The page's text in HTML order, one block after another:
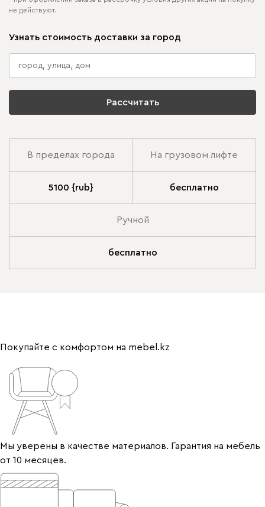
не действуют.
Узнать стоимость доставки за город
Рассчитать
В пределах города На грузовом лифте
5100 {rub} бесплатно
Ручной
бесплатно
Покупайте с комфортом на mebel.kz
Мы уверены в качестве материалов. Гарантия на мебель
от 10 месяцев.